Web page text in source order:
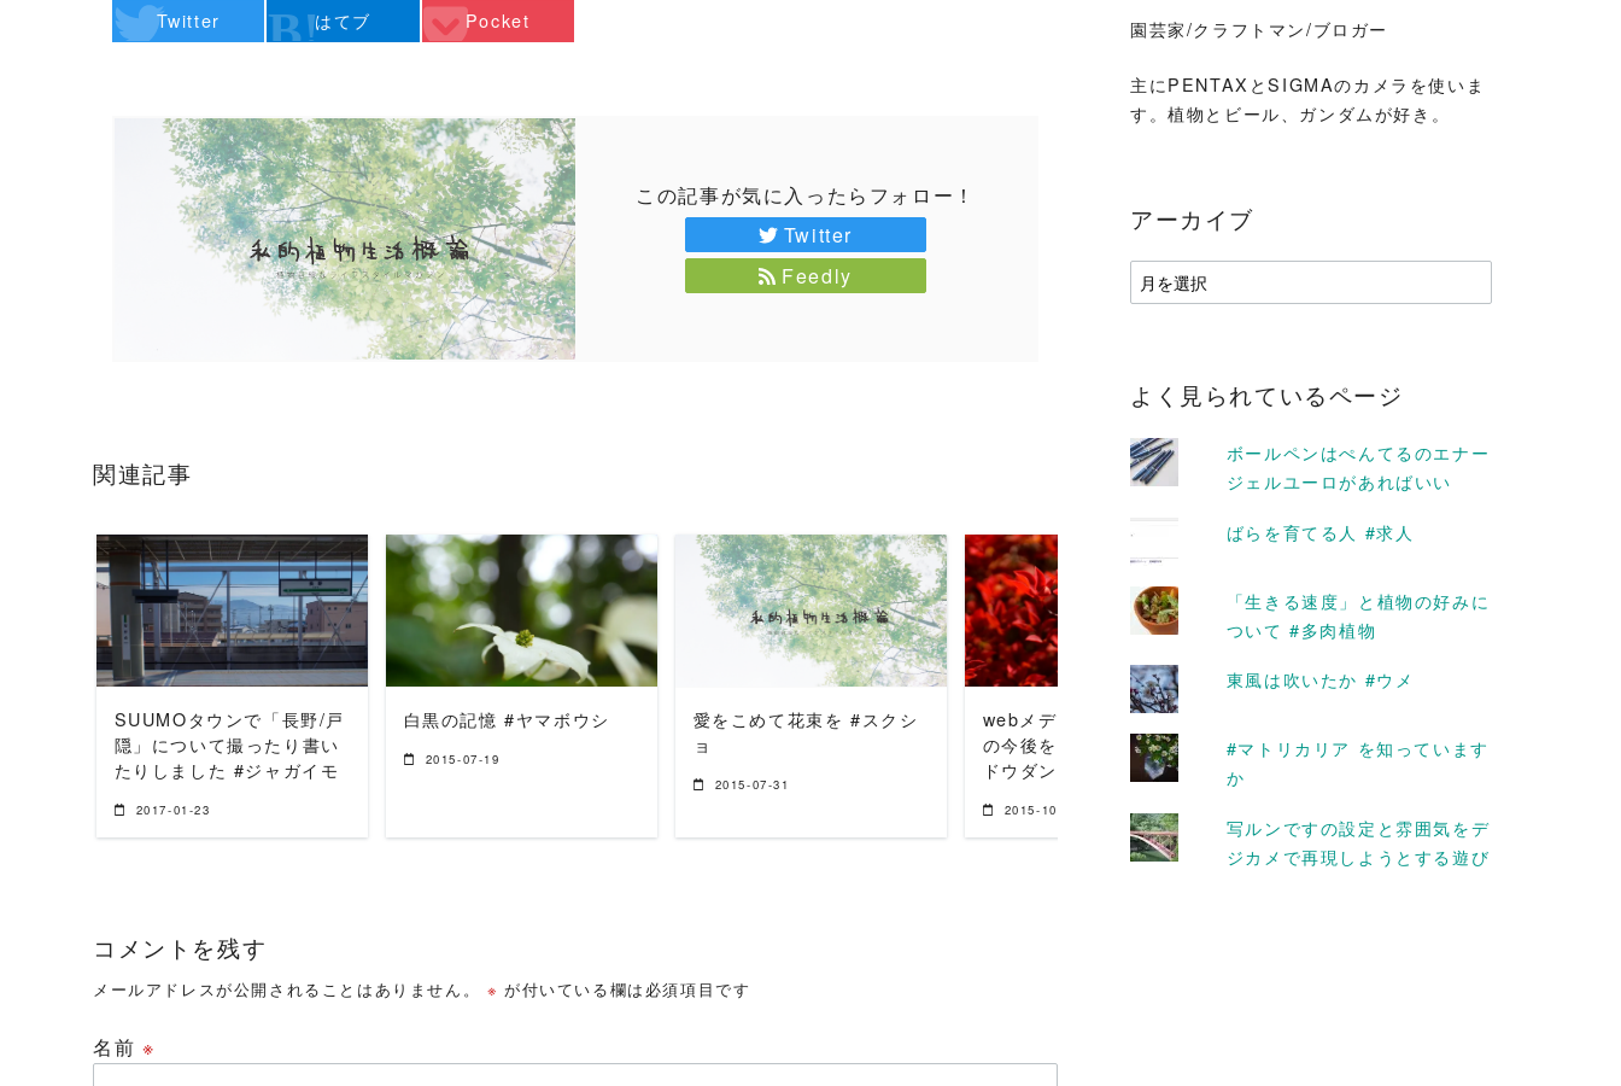
Twitter はてブ Pocket
この記事が気に入ったらフォロー！
Twitter
Feedly
関連記事
READ MORE
SUUMOタウンで「長野/戸
隠」について撮ったり書い
たりしました #ジャガイモ
2017-01-23
READ MORE
白黒の記憶 #ヤマボウシ
2015-07-19
READ MORE
愛をこめて花束を #スクシ
ョ
2015-07-31
READ MORE
webメディアにおける写真
の今後を考えたよって話 #
ドウダンツツジ
2015-10-18
READ MORE
ブックができました #差し
コメントを残す
メールアドレスが公開されることはありません。 ※ が付いている欄は必須項目です
名前 ※
園芸家/クラフトマン/ブロガー
主にPENTAXとSIGMAのカメラを使いま
す。植物とビール、ガンダムが好き。
アーカイブ
ア
ー
ブ
よく見られているページ
ボールペンはぺんてるのエナー
ジェルユーロがあればいい
ばらを育てる人 #求人
「生きる速度」と植物の好みに
ついて #多肉植物
東風は吹いたか #ウメ
#マトリカリア を知っています
か
写ルンですの設定と雰囲気をデ
ジカメで再現しようとする遊び